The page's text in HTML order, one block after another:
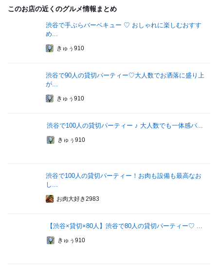
このお店の近くのグルメ情報まとめ
渋谷で手ぶらバーベキュー ♡ おしゃれに楽しむおすす
め...
きゅぅ910
渋谷で90人の貸切パーティー♡大人数でお洒落に盛り上
が...
きゅぅ910
渋谷で100人の貸切パーティー ♪ 大人数でも一体感バ...
きゅぅ910
渋谷で100人の貸切パーティー！お肉も設備も最高なお
し...
お肉大好き2983
【渋谷×貸切×80人】渋谷で80人の貸切パーティー♡ ...
きゅぅ910